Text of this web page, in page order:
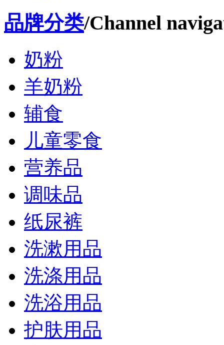
品牌分类/Channel
奶粉
羊奶粉
辅食
儿童零食
营养品
调味品
纸尿裤
洗漱用品
洗涤用品
洗浴用品
护肤用品